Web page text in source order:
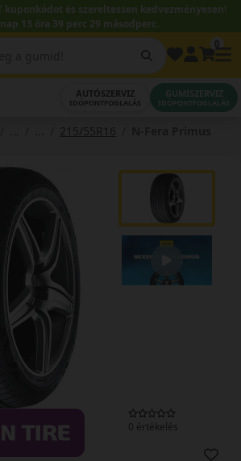
kuponkódot és szereltessen kedvezményesen!
13 óra 39 perc 28 másodperc.
AUTÓSZERVIZ
IDŐPONTFOGLALÁS
GUMISZERVIZ
IDŐPONTFOGLALÁS
215/55R16
0 értékelés